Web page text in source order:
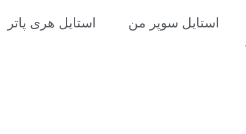
استایل سوپر من استایل هری پاتر